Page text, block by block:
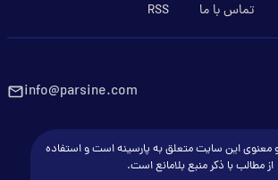
تماس با ما RSS
info@parsine.com
معنوی این سایت متعلق به پارسینه است و استفاده
از مطالب با ذکر منبع بلامانع است.